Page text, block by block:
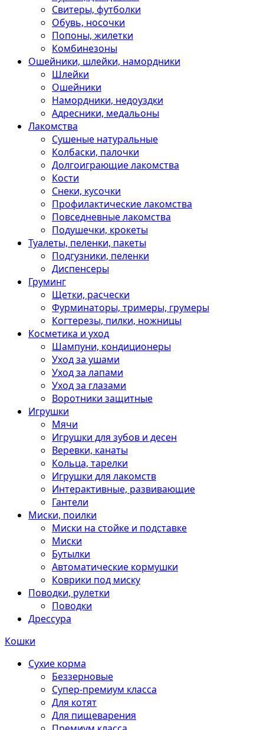
Свитеры, футболки
Обувь, носочки
Попоны, жилетки
Комбинезоны
Ошейники, шлейки, намордники
Шлейки
Ошейники
Намордники, недоуздки
Адресники, медальоны
Лакомства
Сушеные натуральные
Колбаски, палочки
Долгоиграющие лакомства
Кости
Снеки, кусочки
Профилактические лакомства
Повседневные лакомства
Подушечки, крокеты
Туалеты, пеленки, пакеты
Подгузники, пеленки
Диспенсеры
Груминг
Щетки, расчески
Фурминаторы, тримеры, грумеры
Когтерезы, пилки, ножницы
Косметика и уход
Шампуни, кондиционеры
Уход за ушами
Уход за лапами
Уход за глазами
Воротники защитные
Игрушки
Мячи
Игрушки для зубов и десен
Веревки, канаты
Кольца, тарелки
Игрушки для лакомств
Интерактивные, развивающие
Гантели
Миски, поилки
Миски на стойке и подставке
Миски
Бутылки
Автоматические кормушки
Коврики под миску
Поводки, рулетки
Поводки
Дрессура
Кошки
Сухие корма
Беззерновые
Супер-премиум класса
Для котят
Для пищеварения